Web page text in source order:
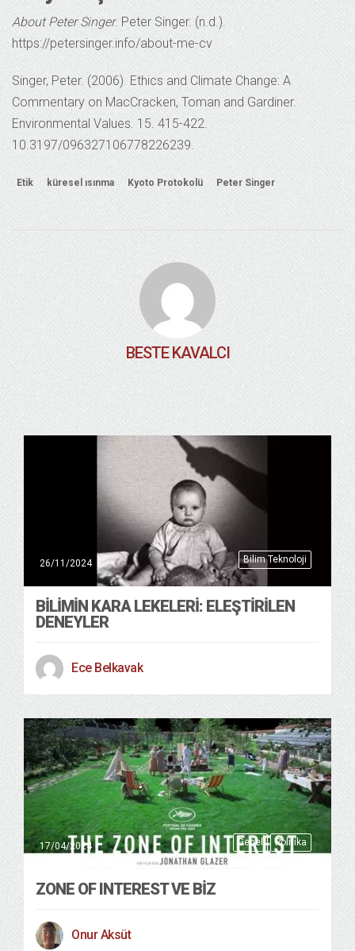
About Peter Singer. Peter Singer. (n.d.).
https://petersinger.info/about-me-cv
Singer, Peter. (2006). Ethics and Climate Change: A
Commentary on MacCracken, Toman and Gardiner.
Environmental Values. 15. 415-422.
10.3197/096327106778226239.
Etik küresel ısınma Kyoto Protokolü Peter Singer
BESTE KAVALCI
Bilim Teknoloji
26/11/2024
BILIMIN KARA LEKELERI: ELEŞTIRILEN
DENEYLER
Ece Belkavak
Genel Politika
17/04/2024
ZONE OF INTEREST VE BIZ
Onur Aksüt